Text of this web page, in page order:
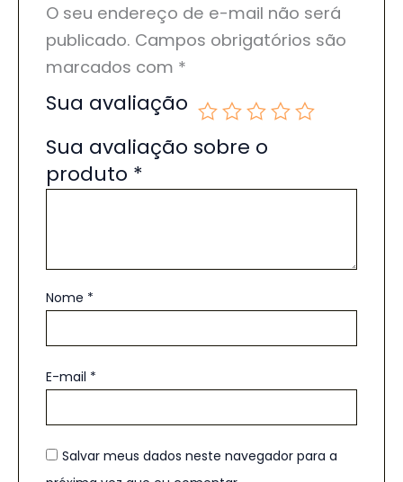
O seu endereço de e-mail não será
publicado. Campos obrigatórios são
marcados com *
Sua avaliação
Sua avaliação sobre o
produto *
Nome *
E-mail *
Salvar meus dados neste navegador para a